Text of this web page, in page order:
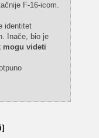
F-16-icom.
identitet
Inače, bio je
mogu videti